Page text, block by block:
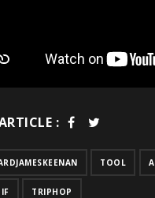
:
TOOL
TRIPHOP